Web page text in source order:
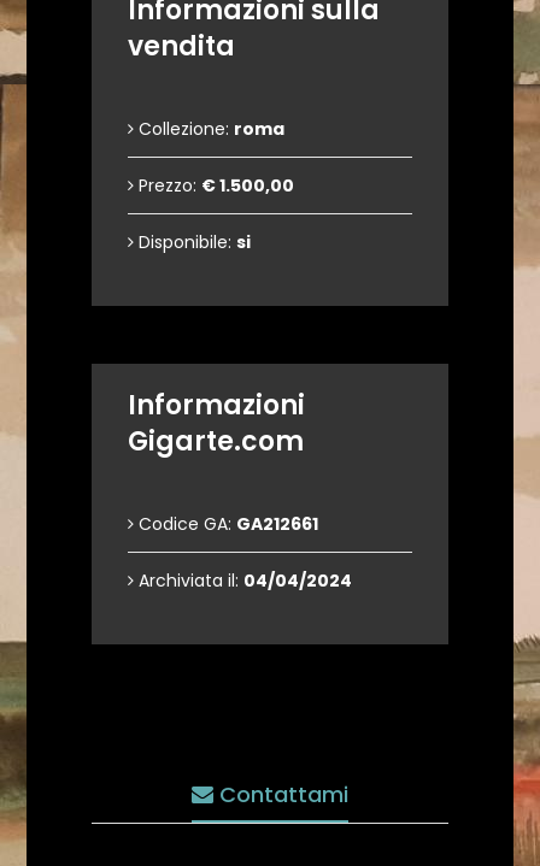
Informazioni sulla
vendita
Collezione: roma
Prezzo: € 1.500,00
Disponibile: si
Informazioni
Gigarte.com
Codice GA: GA212661
Archiviata il: 04/04/2024
Contattami